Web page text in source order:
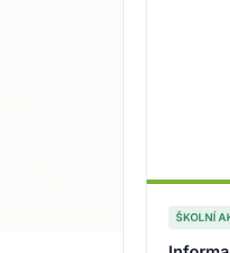
ŠKOLNÍ